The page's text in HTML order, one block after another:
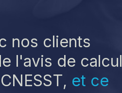
nos clients
l'avis de calcul
et ce